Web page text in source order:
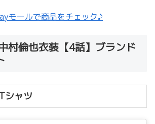
モールで商品をチェック♪
村倫也衣装【4話】ブランド
シャツ